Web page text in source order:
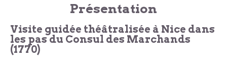
Présentation
Visite guidée théâtralisée à Nice dans
les pas du Consul des Marchands
(1770)